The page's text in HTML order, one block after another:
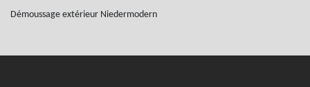
Démoussage extérieur Niedermodern